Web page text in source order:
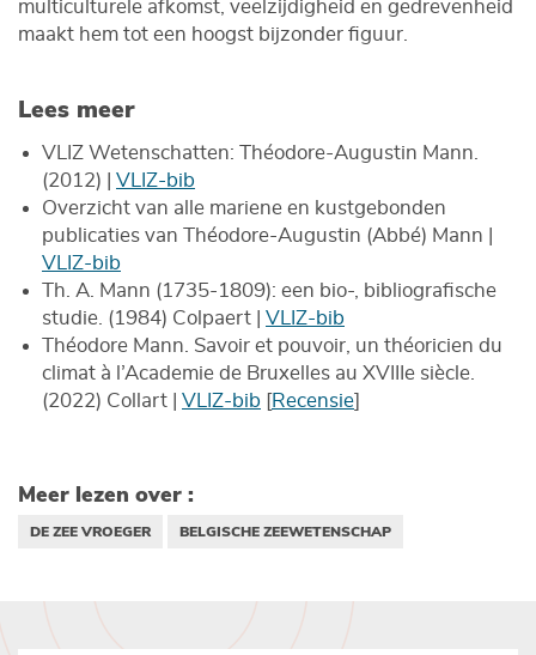
multiculturele afkomst, veelzijdigheid en gedrevenheid
maakt hem tot een hoogst bijzonder figuur.
Lees meer
VLIZ Wetenschatten: Théodore-Augustin Mann.
(2012) | VLIZ-bib
Overzicht van alle mariene en kustgebonden
publicaties van Théodore-Augustin (Abbé) Mann |
VLIZ-bib
Th. A. Mann (1735-1809): een bio-, bibliografische
studie. (1984) Colpaert | VLIZ-bib
Théodore Mann. Savoir et pouvoir, un théoricien du
climat à l’Academie de Bruxelles au XVIIIe siècle.
(2022) Collart | VLIZ-bib [Recensie]
Meer lezen over :
DE ZEE VROEGER BELGISCHE ZEEWETENSCHAP